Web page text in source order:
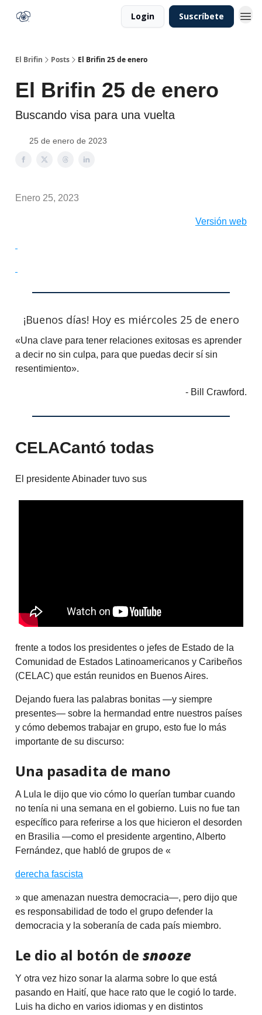
Login Suscríbete
El Brifin Posts El Brifin 25 de enero
El Brifin 25 de enero
Buscando visa para una vuelta
25 de enero de 2023
Enero 25, 2023
Versión web
¡Buenos días! Hoy es miércoles 25 de enero
«Una clave para tener relaciones exitosas es aprender
a decir no sin culpa, para que puedas decir sí sin
resentimiento».
- Bill Crawford.
CELACantó todas
El presidente Abinader tuvo sus
frente a todos los presidentes o jefes de Estado de la
Comunidad de Estados Latinoamericanos y Caribeños
(CELAC) que están reunidos en Buenos Aires.
Dejando fuera las palabras bonitas —y siempre
presentes— sobre la hermandad entre nuestros países
y cómo debemos trabajar en grupo, esto fue lo más
importante de su discurso:
Una pasadita de mano
A Lula le dijo que vio cómo lo querían tumbar cuando
no tenía ni una semana en el gobierno. Luis no fue tan
específico para referirse a los que hicieron el desorden
en Brasilia —como el presidente argentino, Alberto
Fernández, que habló de grupos de «
derecha fascista
» que amenazan nuestra democracia—, pero dijo que
es responsabilidad de todo el grupo defender la
democracia y la soberanía de cada país miembro.
Le dio al botón de snooze
Y otra vez hizo sonar la alarma sobre lo que está
pasando en Haití, que hace rato que le cogió lo tarde.
Luis ha dicho en varios idiomas y en distintos